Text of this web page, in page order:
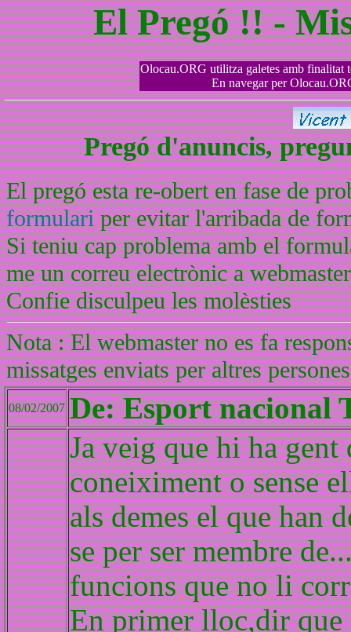
El Pregó !! -
Olocau.ORG utilitza galetes amb finalitat
En navegar per
Pregó d'anuncis,
El pregó esta re-obert en fase de
formulariper evitar l'arribada de
Si teniu cap problema amb el
me un correu electrònic a
Confie disculpeu les molèsties
Nota : El webmaster no es fa
missatges enviats per altres
08/02/2007 De: Esport nacional
Ja veig que hi ha
coneiximent o sense
als demes el que han
se per ser membre
funcions que no li
En primer lloc,dir que